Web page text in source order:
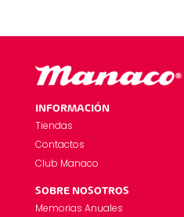
INFORMACIÓN
Tiendas
Contactos
Club Manaco
SOBRE NOSOTROS
Memorias Anuales